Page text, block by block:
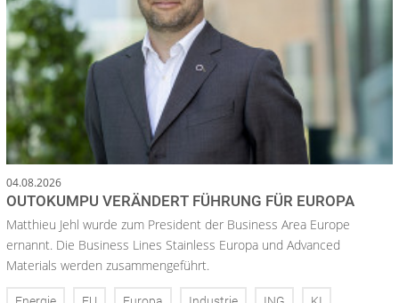
04.08.2026
OUTOKUMPU VERÄNDERT FÜHRUNG FÜR EUROPA
Matthieu Jehl wurde zum President der Business Area Europe
ernannt. Die Business Lines Stainless Europa und Advanced
Materials werden zusammengeführt.